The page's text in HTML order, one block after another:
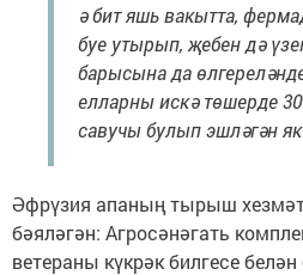
ә бит яшь вакытта,
буе утырып, җебен дә
барысына да
елларны искә төшерде
савучы булып эшләгән
Әфрүзия апаның тырыш
бәяләгән: Агросәнәгать
ветераны күкрәк билгесе